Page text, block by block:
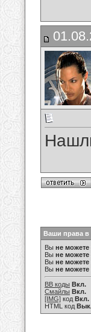
Ваши права в
Вы не можете
Вы не можете
Вы не можете
Вы не можете
BB коды Вкл.
Смайлы Вкл.
[IMG] код Вкл.
HTML код